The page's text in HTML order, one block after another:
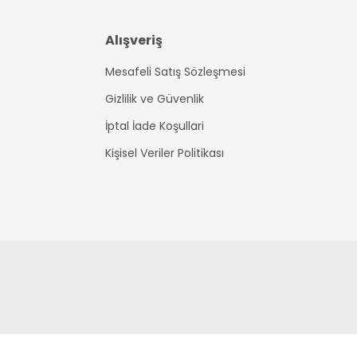
Alışveriş
Mesafeli Satış Sözleşmesi
Gizlilik ve Güvenlik
İptal İade Koşullari
Kişisel Veriler Politikası